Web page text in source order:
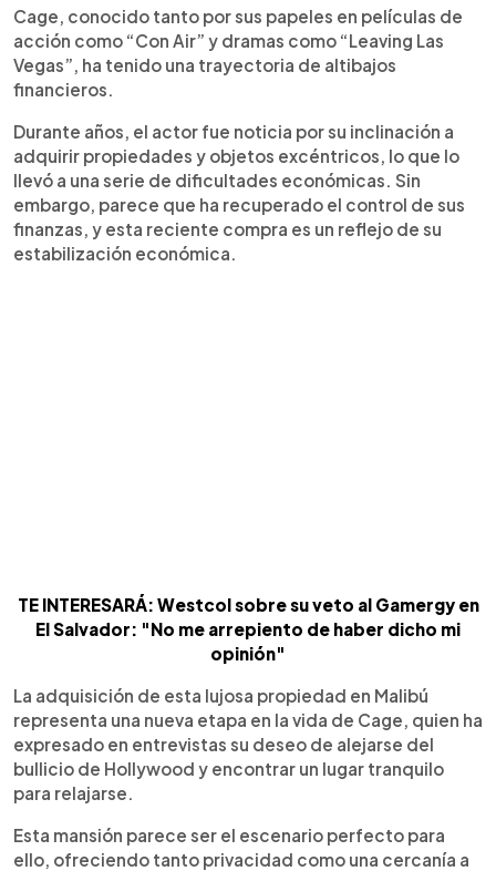
Cage, conocido tanto por sus papeles en películas de
acción como “Con Air” y dramas como “Leaving Las
Vegas”, ha tenido una trayectoria de altibajos
financieros.
Durante años, el actor fue noticia por su inclinación a
adquirir propiedades y objetos excéntricos, lo que lo
llevó a una serie de dificultades económicas. Sin
embargo, parece que ha recuperado el control de sus
finanzas, y esta reciente compra es un reflejo de su
estabilización económica.
TE INTERESARÁ: Westcol sobre su veto al Gamergy en
El Salvador: "No me arrepiento de haber dicho mi
opinión"
La adquisición de esta lujosa propiedad en Malibú
representa una nueva etapa en la vida de Cage, quien ha
expresado en entrevistas su deseo de alejarse del
bullicio de Hollywood y encontrar un lugar tranquilo
para relajarse.
Esta mansión parece ser el escenario perfecto para
ello, ofreciendo tanto privacidad como una cercanía a